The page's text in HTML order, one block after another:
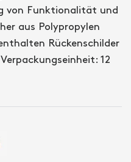
von Funktionalität und
aus Polypropylen
Rückenschilder
12